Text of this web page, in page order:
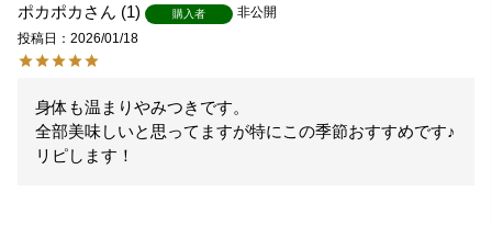
ポカポカ 1 購入者
非公開
投稿日
2026/01/18
身体も温まりやみつきです。
全部美味しいと思ってますが特にこの季節おすすめです♪
リピします！